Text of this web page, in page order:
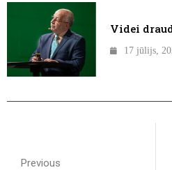
Videi
17 jūlijs,
Previous